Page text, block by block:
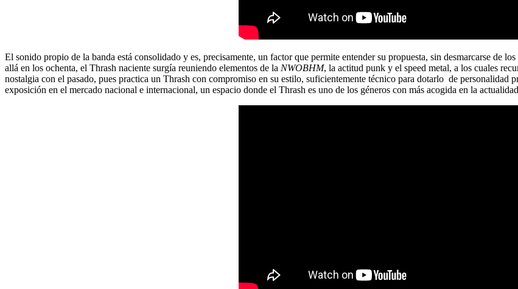
El sonido propio de la banda está consolidado y es, precisamente, un factor que permite entender su propuesta, sin desmarcarse de
allá en los ochenta, el Thrash naciente surgía reuniendo elementos de la NWOBHM, la actitud punk y el speed metal, a los cuales
nostalgia con el pasado, pues practica un Thrash con compromiso en su estilo, suficientemente técnico para dotarlo de personalidad
exposición en el mercado nacional e internacional, un espacio donde el Thrash es uno de los géneros con más acogida en la